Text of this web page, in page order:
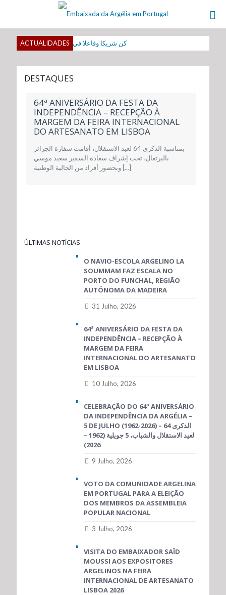
ACTUALIDADES
كن شريكا وفاعلا في صناعة القرار
DESTAQUES
64ª ANIVERSÁRIO DA FESTA DA
INDEPENDÊNCIA – RECEPÇÃO À
MARGEM DA FEIRA INTERNACIONAL
DO ARTESANATO EM LISBOA
بمناسبة الذكرى 64 لعيد الاستقلال، أقامت سفارة الجزائر
بالبرتغال، تحت إشراف سعادة السفير سعيد موسي
وبحضور أفراد من الجالية الوطنية […]
ÚLTIMAS NOTÍCIAS
O NAVIO-ESCOLA ARGELINO LA
SOUMMAM FAZ ESCALA NO
PORTO DO FUNCHAL, REGIÃO
AUTÓNOMA DA MADEIRA
31 Julho, 2026
64ª ANIVERSÁRIO DA FESTA DA
INDEPENDÊNCIA – RECEPÇÃO À
MARGEM DA FEIRA
INTERNACIONAL DO ARTESANATO
EM LISBOA
10 Julho, 2026
CELEBRAÇÃO DO 64º ANIVERSÁRIO
DA INDEPENDÊNCIA DA ARGÉLIA –
5 DE JULHO (1962-2026) – الذكرى 64
لعيد الاستقلال والشباب، 5 جويلية (1962 –
2026)
9 Julho, 2026
VOTO DA COMUNIDADE ARGELINA
EM PORTUGAL PARA A ELEIÇÃO
DOS MEMBROS DA ASSEMBLEIA
POPULAR NACIONAL
3 Julho, 2026
VISITA DO EMBAIXADOR SAÏD
MOUSSI AOS EXPOSITORES
ARGELINOS NA FEIRA
INTERNACIONAL DE ARTESANATO
LISBOA 2026